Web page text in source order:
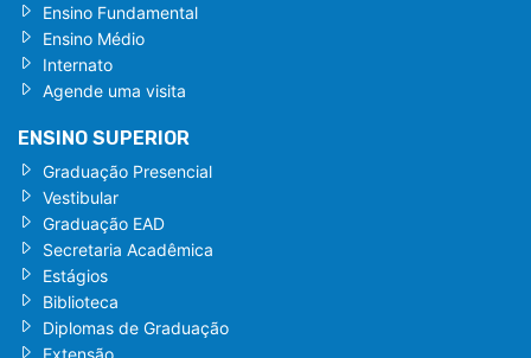
Ensino Fundamental
Ensino Médio
Internato
Agende uma visita
ENSINO SUPERIOR
Graduação Presencial
Vestibular
Graduação EAD
Secretaria Acadêmica
Estágios
Biblioteca
Diplomas de Graduação
Extensão